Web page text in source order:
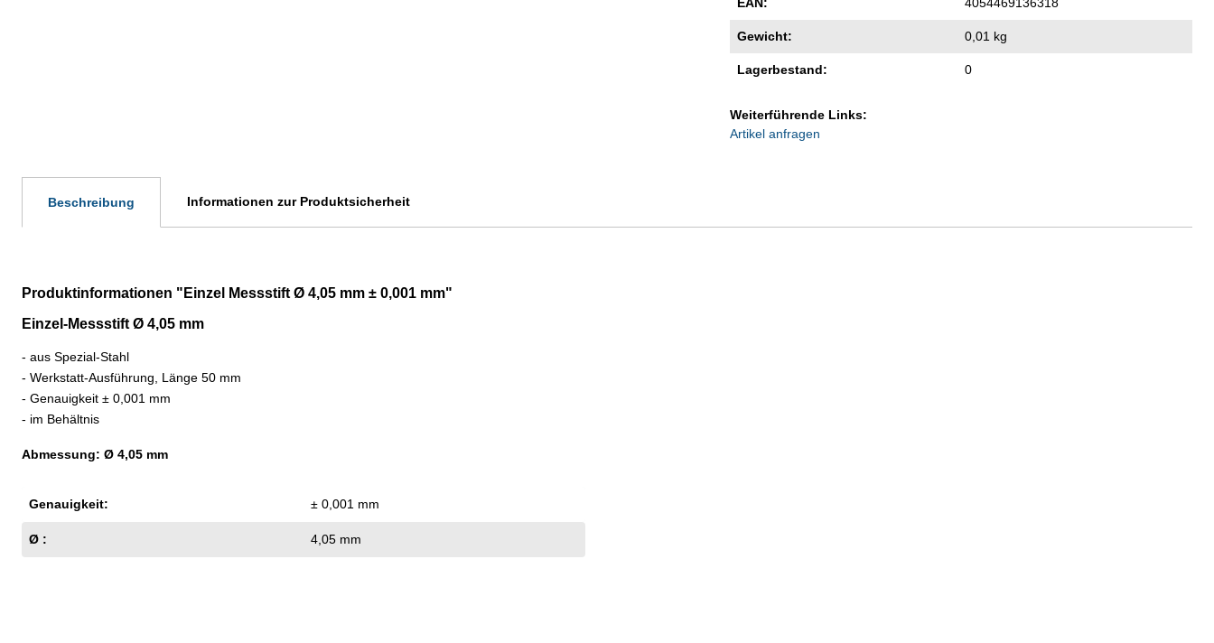
Gewicht: 0,01 kg
Lagerbestand: 0
Weiterführende Links:
Artikel anfragen
Beschreibung Informationen zur Produktsicherheit
Produktinformationen "Einzel Messstift Ø 4,05 mm ± 0,001 mm"
Einzel-Messstift Ø 4,05 mm
- aus Spezial-Stahl
- Werkstatt-Ausführung, Länge 50 mm
- Genauigkeit ± 0,001 mm
- im Behältnis
Abmessung: Ø 4,05 mm
Genauigkeit: ± 0,001 mm
Ø : 4,05 mm